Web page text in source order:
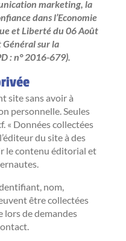
marketing, la
dans l’Economie
et Liberté du 06 Août
sur la
: n° 2016-679).
site sans avoir à
personnelle. Seules
« Données collectées
du site à des
le contenu éditorial et
nom,
être collectées
lors de demandes